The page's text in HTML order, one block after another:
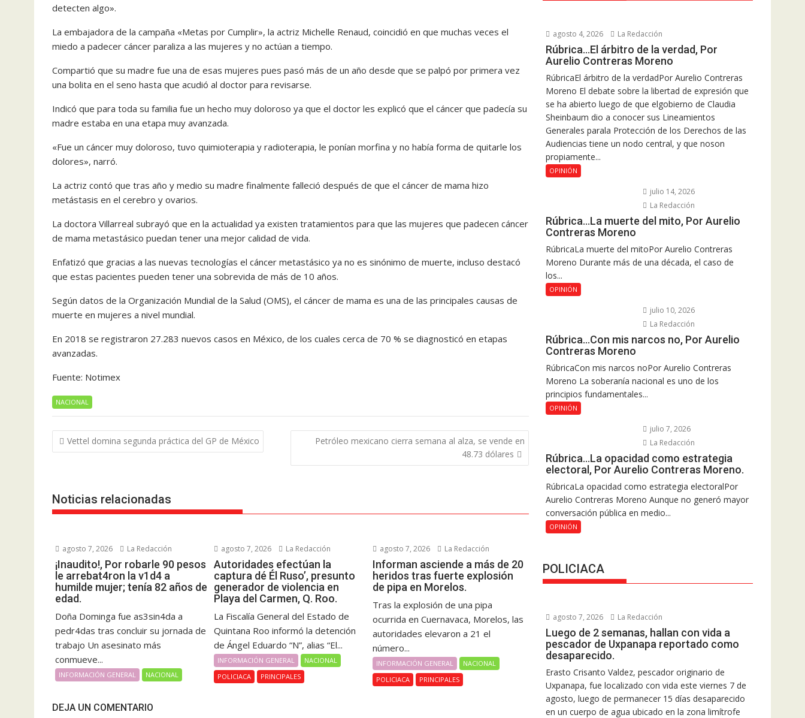
detecten algo».
La embajadora de la campaña «Metas por Cumplir», la actriz Michelle Renaud, coincidió en que muchas veces el
miedo a padecer cáncer paraliza a las mujeres y no actúan a tiempo.
Compartió que su madre fue una de esas mujeres pues pasó más de un año desde que se palpó por primera vez
una bolita en el seno hasta que acudió al doctor para revisarse.
Indicó que para toda su familia fue un hecho muy doloroso ya que el doctor les explicó que el cáncer que padecía su
madre estaba en una etapa muy avanzada.
«Fue un cáncer muy doloroso, tuvo quimioterapia y radioterapia, le ponían morfina y no había forma de quitarle los
dolores», narró.
La actriz contó que tras año y medio su madre finalmente falleció después de que el cáncer de mama hizo
metástasis en el cerebro y ovarios.
La doctora Villarreal subrayó que en la actualidad ya existen tratamientos para que las mujeres que padecen cáncer
de mama metastásico puedan tener una mejor calidad de vida.
Enfatizó que gracias a las nuevas tecnologías el cáncer metastásico ya no es sinónimo de muerte, incluso destacó
que estas pacientes pueden tener una sobrevida de más de 10 años.
Según datos de la Organización Mundial de la Salud (OMS), el cáncer de mama es una de las principales causas de
muerte en mujeres a nivel mundial.
En 2018 se registraron 27.283 nuevos casos en México, de los cuales cerca de 70 % se diagnosticó en etapas
avanzadas.
Fuente: Notimex
NACIONAL
Navegación
de
Vettel domina segunda práctica del GP de México
Petróleo mexicano cierra semana al alza, se vende en
48.73 dólares
Noticias relacionadas
agosto 7, 2026 La Redacción
¡Inaudito!, Por robarle 90 pesos
le arrebat4ron la v1d4 a
humilde mujer; tenía 82 años de
edad.
Doña Dominga fue as3sin4da a
pedr4das tras concluir su jornada de
trabajo Un asesinato más
conmueve...
INFORMACIÓN GENERAL NACIONAL
agosto 7, 2026 La Redacción
Autoridades efectúan la
captura dé Él Ruso’, presunto
generador de violencia en
Playa del Carmen, Q. Roo.
La Fiscalía General del Estado de
Quintana Roo informó la detención
de Ángel Eduardo “N”, alias “El...
INFORMACIÓN GENERAL
NACIONAL
POLICIACA
PRINCIPALES
agosto 7, 2026 La Redacción
Informan asciende a más de 20
heridos tras fuerte explosión
de pipa en Morelos.
Tras la explosión de una pipa
ocurrida en Cuernavaca, Morelos, las
autoridades elevaron a 21 el
número...
INFORMACIÓN GENERAL
NACIONAL
POLICIACA
PRINCIPALES
DEJA UN COMENTARIO
agosto 4, 2026 La Redacción
Rúbrica…El árbitro de la verdad, Por
Aurelio Contreras Moreno
RúbricaEl árbitro de la verdadPor Aurelio Contreras
Moreno El debate sobre la libertad de expresión que
se ha abierto luego de que elgobierno de Claudia
Sheinbaum dio a conocer sus Lineamientos
Generales parala Protección de los Derechos de las
Audiencias tiene un nodo central, y que noson
propiamente...
OPINIÓN
julio 14, 2026
La Redacción
Rúbrica…La muerte del mito, Por Aurelio
Contreras Moreno
RúbricaLa muerte del mitoPor Aurelio Contreras
Moreno Durante más de una década, el caso de
los...
OPINIÓN
julio 10, 2026
La Redacción
Rúbrica…Con mis narcos no, Por Aurelio
Contreras Moreno
RúbricaCon mis narcos noPor Aurelio Contreras
Moreno La soberanía nacional es uno de los
principios fundamentales...
OPINIÓN
julio 7, 2026
La Redacción
Rúbrica…La opacidad como estrategia
electoral, Por Aurelio Contreras Moreno.
RúbricaLa opacidad como estrategia electoralPor
Aurelio Contreras Moreno Aunque no generó mayor
conversación pública en medio...
OPINIÓN
POLICIACA
agosto 7, 2026 La Redacción
Luego de 2 semanas, hallan con vida a
pescador de Uxpanapa reportado como
desaparecido.
Erasto Crisanto Valdez, pescador originario de
Uxpanapa, fue localizado con vida este viernes 7 de
agosto, luego de permanecer 15 días desaparecido
en un cuerpo de agua ubicado en la zona limítrofe